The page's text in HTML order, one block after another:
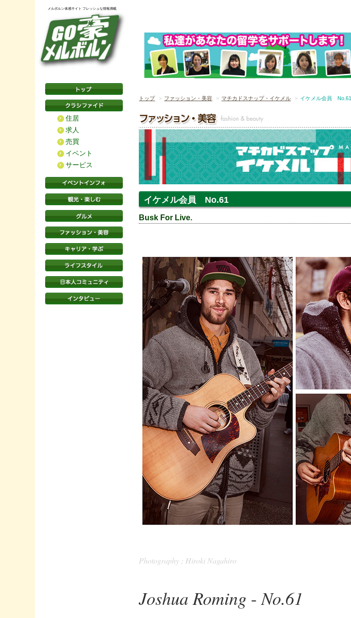
メルボルン体感サイト フレッシュな情報満載
住居
求人
売買
イベント
サービス
トップ ファッション・美容 マチカドスナップ・イケメル イケメル会員 No.61
イケメル会員 No.61
Busk For Live.
Photography ; Hiroki Nagahiro
Joshua Roming -No.61